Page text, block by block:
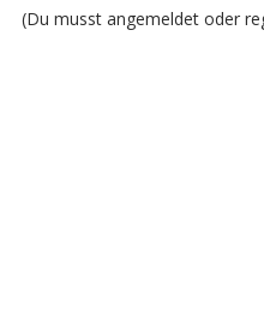
(Du musst angemeldet oder